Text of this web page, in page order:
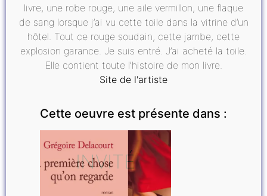
livre, une robe rouge, une aile vermillon, une flaque
de sang lorsque j’ai vu cette toile dans la vitrine d’un
hôtel. Tout ce rouge soudain, cette jambe, cette
explosion garance. Je suis entré. J’ai acheté la toile.
Elle contient toute l’histoire de mon livre.
Site de l'artiste
Cette oeuvre est présente dans :
INVITÉ